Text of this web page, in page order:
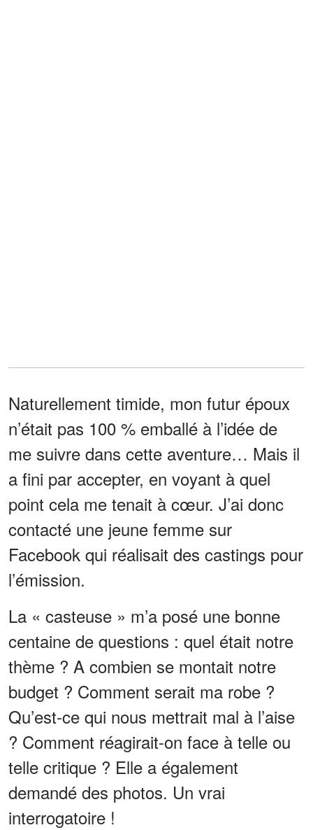
Naturellement timide, mon futur époux
n’était pas 100 % emballé à l’idée de
me suivre dans cette aventure… Mais il
a fini par accepter, en voyant à quel
point cela me tenait à cœur. J’ai donc
contacté une jeune femme sur
Facebook qui réalisait des castings pour
l’émission.
La « casteuse » m’a posé une bonne
centaine de questions : quel était notre
thème ? A combien se montait notre
budget ? Comment serait ma robe ?
Qu’est-ce qui nous mettrait mal à l’aise
? Comment réagirait-on face à telle ou
telle critique ? Elle a également
demandé des photos. Un vrai
interrogatoire !